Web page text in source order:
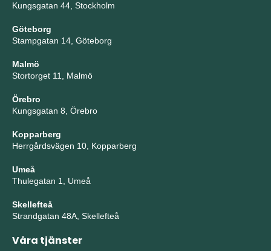
Kungsgatan 44, Stockholm
Göteborg
Stampgatan 14, Göteborg
Malmö
Stortorget 11, Malmö
Örebro
Kungsgatan 8, Örebro
Kopparberg
Herrgårdsvägen 10, Kopparberg
Umeå
Thulegatan 1, Umeå
Skellefteå
Strandgatan 48A, Skellefteå
Våra tjänster